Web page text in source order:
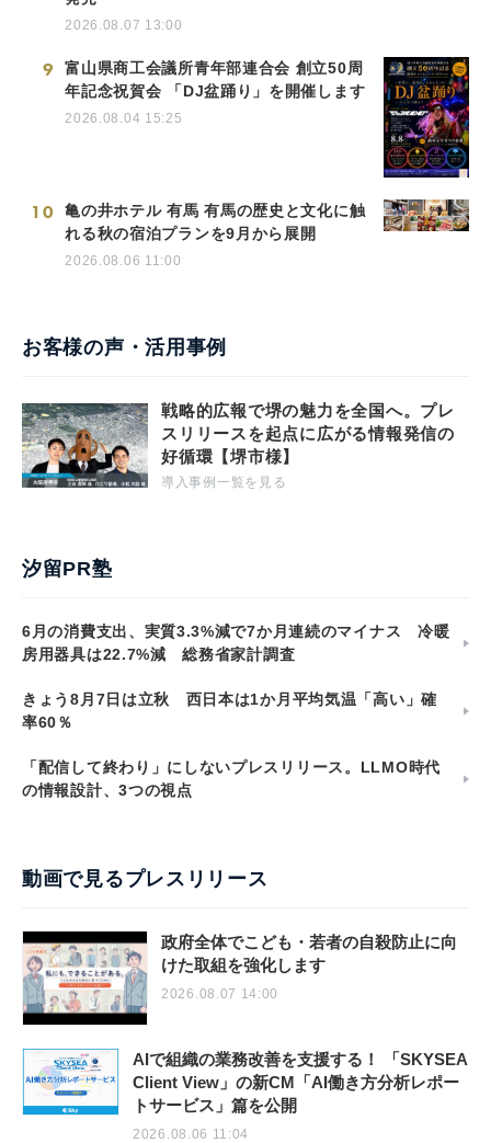
2026.08.07 13:00
9
富山県商工会議所青年部連合会 創立50周
年記念祝賀会 「DJ盆踊り」を開催します
2026.08.04 15:25
10
亀の井ホテル 有馬 有馬の歴史と文化に触
れる秋の宿泊プランを9月から展開
2026.08.06 11:00
お客様の声・活用事例
戦略的広報で堺の魅力を全国へ。プレ
スリリースを起点に広がる情報発信の
好循環【堺市様】
導入事例一覧を見る
汐留PR塾
6月の消費支出、実質3.3%減で7か月連続のマイナス 冷暖
房用器具は22.7%減 総務省家計調査
きょう8月7日は立秋 西日本は1か月平均気温「高い」確
率60％
「配信して終わり」にしないプレスリリース。LLMO時代
の情報設計、3つの視点
動画で見るプレスリリース
政府全体でこども・若者の自殺防止に向
けた取組を強化します
2026.08.07 14:00
AIで組織の業務改善を支援する！ 「SKYSEA
Client View」の新CM「AI働き方分析レポー
トサービス」篇を公開
2026.08.06 11:04